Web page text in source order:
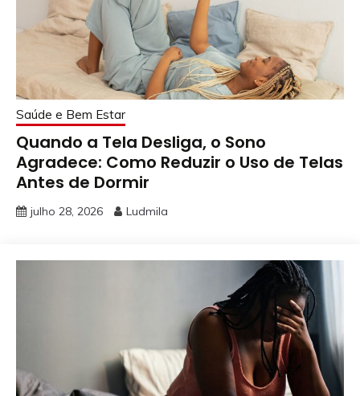
Saúde e Bem Estar
Quando a Tela Desliga, o Sono
Agradece: Como Reduzir o Uso de Telas
Antes de Dormir
julho 28, 2026 Ludmila